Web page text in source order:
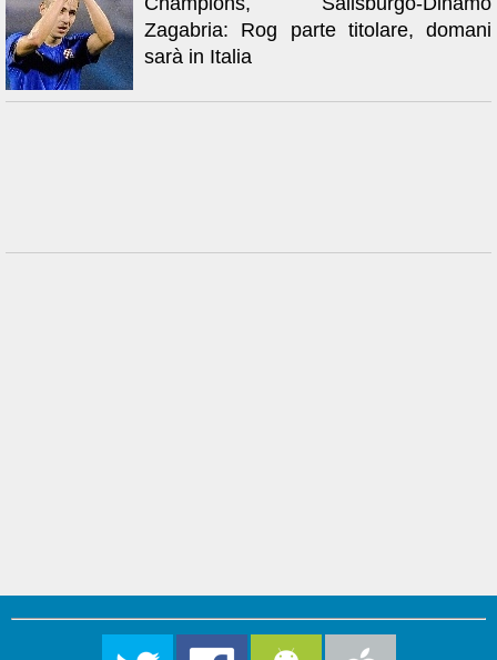
Zagabria: Rog parte titolare, domani
sarà in Italia